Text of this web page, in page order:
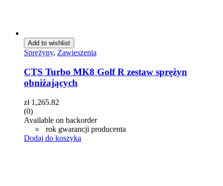
Add to wishlist
Sprężyny, Zawieszenia
CTS Turbo MK8 Golf R zestaw sprężyn
obniżających
zł1,265.82
(0)
Available on backorder
rok gwarancji producenta
Dodaj do koszyka